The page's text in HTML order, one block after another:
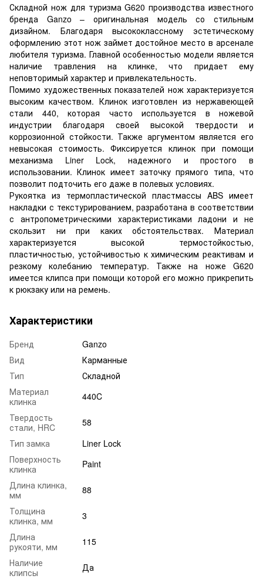
Складной нож для туризма G620 производства известного
бренда Ganzo – оригинальная модель со стильным
дизайном. Благодаря высококлассному эстетическому
оформлению этот нож займет достойное место в арсенале
любителя туризма. Главной особенностью модели является
наличие травления на клинке, что придает ему
неповторимый характер и привлекательность.
Помимо художественных показателей нож характеризуется
высоким качеством. Клинок изготовлен из нержавеющей
стали 440, которая часто используется в ножевой
индустрии благодаря своей высокой твердости и
коррозионной стойкости. Также аргументом является его
невысокая стоимость. Фиксируется клинок при помощи
механизма Liner Lock, надежного и простого в
использовании. Клинок имеет заточку прямого типа, что
позволит подточить его даже в полевых условиях.
Рукоятка из термопластической пластмассы ABS имеет
накладки с текстурированием, разработана в соответствии
с антропометрическими характеристиками ладони и не
скользит ни при каких обстоятельствах. Материал
характеризуется высокой термостойкостью,
пластичностью, устойчивостью к химическим реактивам и
резкому колебанию температур. Также на ноже G620
имеется клипса при помощи которой его можно прикрепить
к рюкзаку или на ремень.
Характеристики
Бренд
Ganzo
Вид
Карманные
Тип
Складной
Материал
клинка
440C
Твердость
стали, HRC
58
Тип замка
Liner Lock
Поверхность
клинка
Paint
Длина клинка,
мм
88
Толщина
клинка, мм
3
Длина
рукояти, мм
115
Наличие
клипсы
Да